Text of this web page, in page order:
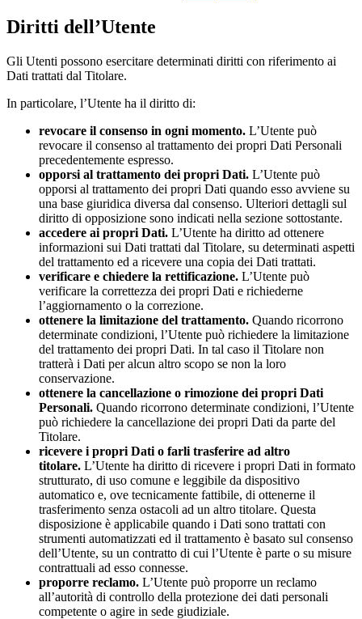
Diritti dell’Utente
Gli Utenti possono esercitare determinati diritti con riferimento ai
Dati trattati dal Titolare.
In particolare, l’Utente ha il diritto di:
revocare il consenso in ogni momento. L’Utente può
revocare il consenso al trattamento dei propri Dati Personali
precedentemente espresso.
opporsi al trattamento dei propri Dati. L’Utente può
opporsi al trattamento dei propri Dati quando esso avviene su
una base giuridica diversa dal consenso. Ulteriori dettagli sul
diritto di opposizione sono indicati nella sezione sottostante.
accedere ai propri Dati. L’Utente ha diritto ad ottenere
informazioni sui Dati trattati dal Titolare, su determinati aspetti
del trattamento ed a ricevere una copia dei Dati trattati.
verificare e chiedere la rettificazione. L’Utente può
verificare la correttezza dei propri Dati e richiederne
l’aggiornamento o la correzione.
ottenere la limitazione del trattamento. Quando ricorrono
determinate condizioni, l’Utente può richiedere la limitazione
del trattamento dei propri Dati. In tal caso il Titolare non
tratterà i Dati per alcun altro scopo se non la loro
conservazione.
ottenere la cancellazione o rimozione dei propri Dati
Personali. Quando ricorrono determinate condizioni, l’Utente
può richiedere la cancellazione dei propri Dati da parte del
Titolare.
ricevere i propri Dati o farli trasferire ad altro
titolare. L’Utente ha diritto di ricevere i propri Dati in formato
strutturato, di uso comune e leggibile da dispositivo
automatico e, ove tecnicamente fattibile, di ottenerne il
trasferimento senza ostacoli ad un altro titolare. Questa
disposizione è applicabile quando i Dati sono trattati con
strumenti automatizzati ed il trattamento è basato sul consenso
dell’Utente, su un contratto di cui l’Utente è parte o su misure
contrattuali ad esso connesse.
proporre reclamo. L’Utente può proporre un reclamo
all’autorità di controllo della protezione dei dati personali
competente o agire in sede giudiziale.